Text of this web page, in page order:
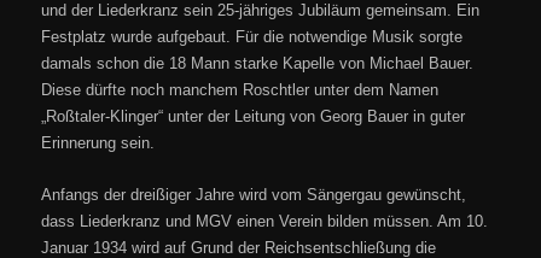
und der Liederkranz sein 25-jähriges Jubiläum gemeinsam. Ein
Festplatz wurde aufgebaut. Für die notwendige Musik sorgte
damals schon die 18 Mann starke Kapelle von Michael Bauer.
Diese dürfte noch manchem Roschtler unter dem Namen
„Roßtaler-Klinger“ unter der Leitung von Georg Bauer in guter
Erinnerung sein.
Anfangs der dreißiger Jahre wird vom Sängergau gewünscht,
dass Liederkranz und MGV einen Verein bilden müssen. Am 10.
Januar 1934 wird auf Grund der Reichsentschließung die